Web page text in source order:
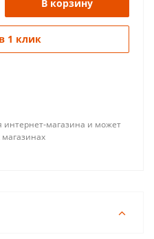
В корзину
1 клик
интернет-магазина и может